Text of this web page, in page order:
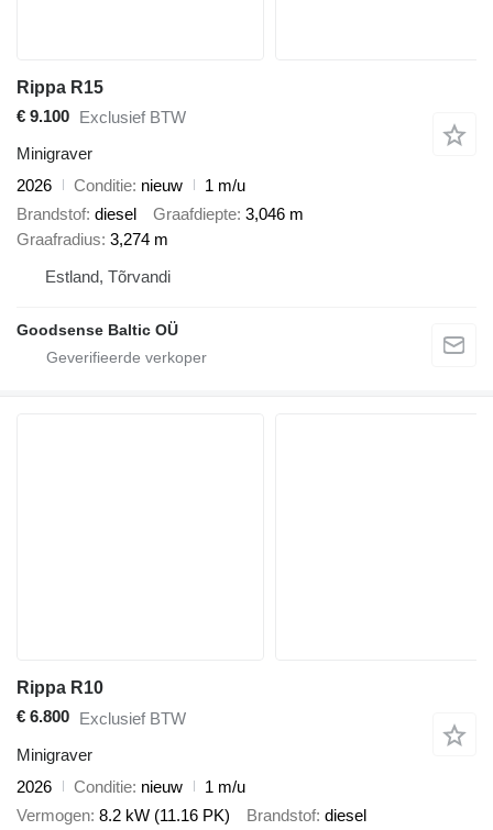
Rippa R15
€ 9.100 Exclusief BTW
Minigraver
2026
Conditie nieuw
1 m/u
Brandstof diesel Graafdiepte 3,046 m
Graafradius 3,274 m
Estland, Tõrvandi
Goodsense Baltic OÜ
Rippa R10
€ 6.800 Exclusief BTW
Minigraver
2026
Conditie nieuw
1 m/u
Vermogen 8.2 kW (11.16 PK) Brandstof diesel